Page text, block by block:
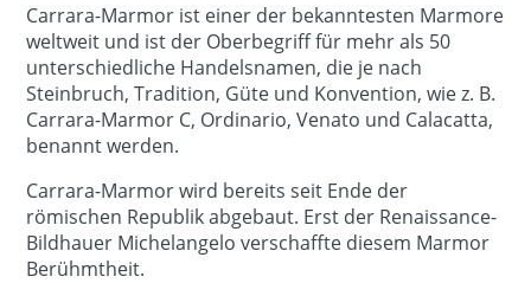
Carrara-Marmor ist einer der bekanntesten Marmore
weltweit und ist der Oberbegriff für mehr als 50
unterschiedliche Handelsnamen, die je nach
Steinbruch, Tradition, Güte und Konvention, wie z. B.
Carrara-Marmor C, Ordinario, Venato und Calacatta,
benannt werden.
Carrara-Marmor wird bereits seit Ende der
römischen Republik abgebaut. Erst der Renaissance-
Bildhauer Michelangelo verschaffte diesem Marmor
Berühmtheit.